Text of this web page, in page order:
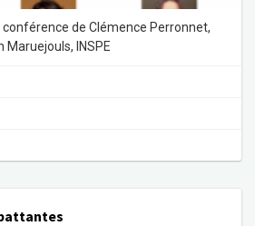
de Clémence Perronnet,
Maruejouls, INSPE